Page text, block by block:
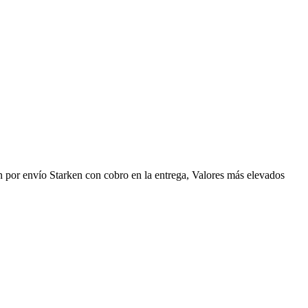
envío Starken con cobro en la entrega, Valores más elevados